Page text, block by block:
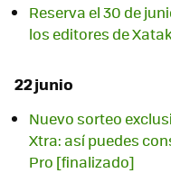
Reserva el 30 de
los editores de
22 junio
Nuevo sorteo
Xtra: así puedes
Pro [finalizado]